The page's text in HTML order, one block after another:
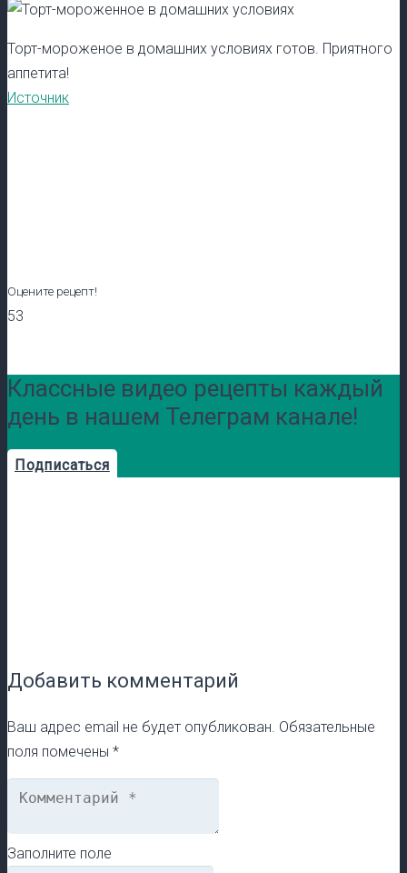
Торт-мороженое в домашних условиях готов. Приятного
аппетита!
Источник
Оцените рецепт!
53
Классные видео рецепты каждый
день в нашем Телеграм канале!
Подписаться
Добавить комментарий
Ваш адрес email не будет опубликован. Обязательные
поля помечены *
Заполните поле